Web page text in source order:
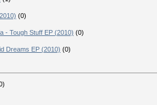
(0)
- Tough Stuff EP (2010) (0)
Dreams EP (2010) (0)